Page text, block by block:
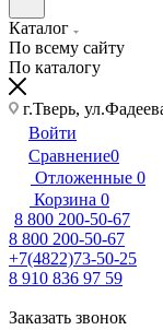
Каталог
По всему сайту
По каталогу
г.Тверь,
Войти
Сравнение0
Отложенные 0
Корзина 0
8 800 200-50-67
8 800 200-50-67
+7(4822)73-50-25
8 910 836 97 59
Заказать звонок